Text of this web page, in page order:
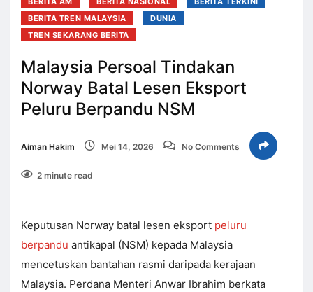
BERITA TREN MALAYSIA
DUNIA
TREN SEKARANG BERITA
Malaysia Persoal Tindakan
Norway Batal Lesen Eksport
Peluru Berpandu NSM
Aiman Hakim Mei 14, 2026 No Comments
2 minute read
Keputusan Norway batal lesen eksport peluru
berpandu antikapal (NSM) kepada Malaysia
mencetuskan bantahan rasmi daripada kerajaan
Malaysia. Perdana Menteri Anwar Ibrahim berkata